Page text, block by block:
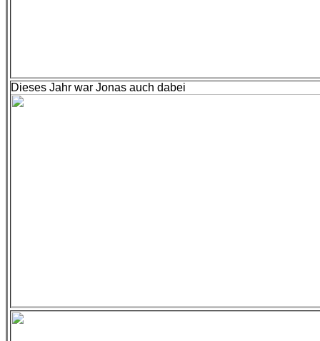
Dieses Jahr war Jonas auch dabei